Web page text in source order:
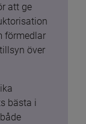
att ge
förmedlar
över
bästa i